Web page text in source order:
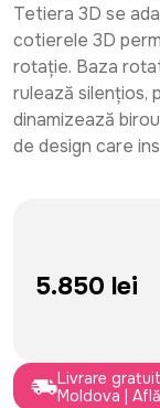
Tetiera 3D se
cotierele 3D
rotație. Baza
rulează silențios,
dinamizează
de design care
5.850 lei
Livrare
Moldova |